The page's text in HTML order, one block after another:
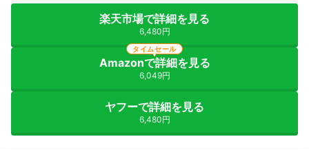
楽天市場で詳細を見る
6,480円
Amazonで詳細を見る
6,049円
タイムセール
ヤフーで詳細を見る
6,480円